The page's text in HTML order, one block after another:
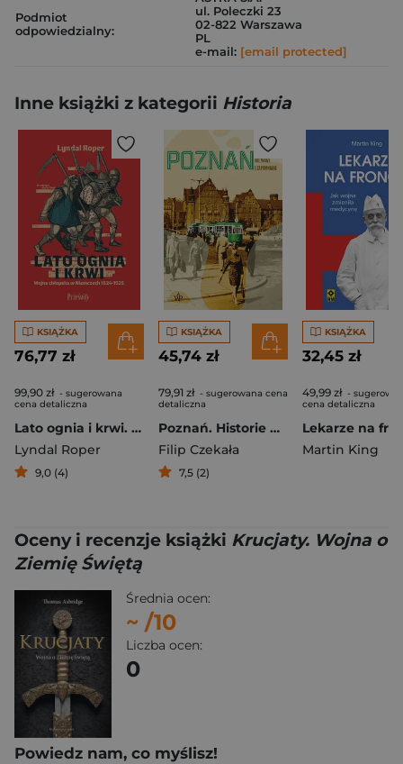
Podmiot
odpowiedzialny:
ul. Poleczki 23
02-822 Warszawa
PL
e-mail: [email protected]
Inne książki z kategorii Historia
KSIĄŻKA
76,77 zł
99,90 zł - sugerowana
cena detaliczna
Lato ognia i krwi. Wojna chłopska w Niemczech 1524-1525
Lyndal Roper
9,0 (4)
KSIĄŻKA
45,74 zł
79,91 zł - sugerowana cena
detaliczna
Poznań. Historie nieznane i zapomniane
Filip Czekała
7,5 (2)
KSIĄŻKA
32,45 zł
49,99 zł -
cena detaliczna
Martin King
Oceny i recenzje książki Krucjaty. Wojna o
Ziemię Świętą
Średnia ocen:
~ /10
Liczba ocen:
0
Powiedz nam, co myślisz!